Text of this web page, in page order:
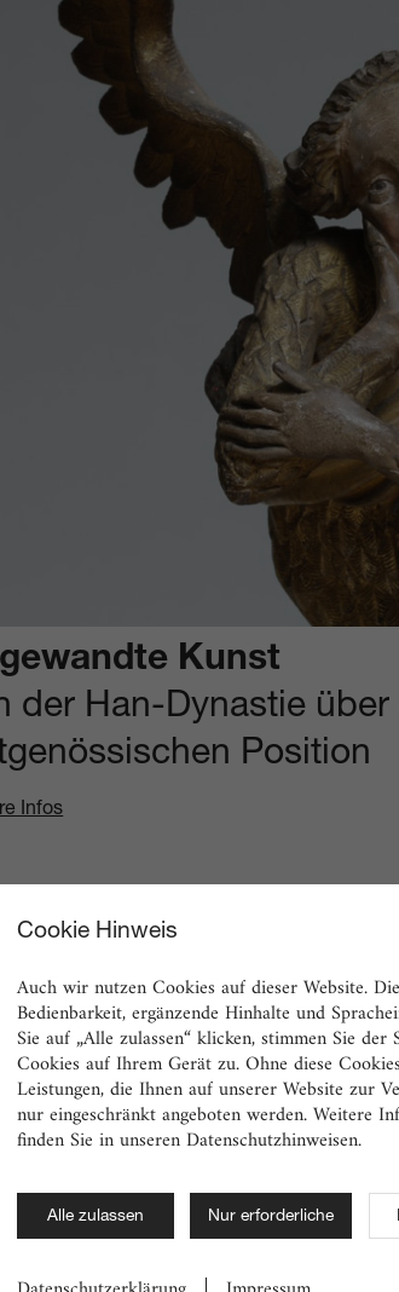
Kunst
der Han-Dynastie
Position
Infos
Cookie Hinweis
Auch wir nutzen Cookies auf dieser Website.
Bedienbarkeit, ergänzende Hinhalte und
Sie auf „Alle zulassen“ klicken, stimmen Sie der
Cookies auf Ihrem Gerät zu. Ohne diese
Leistungen, die Ihnen auf unserer Website zur
nur eingeschränkt angeboten werden. Weitere
finden Sie in unseren Datenschutzhinweisen.
Alle zulassen Nur erforderliche